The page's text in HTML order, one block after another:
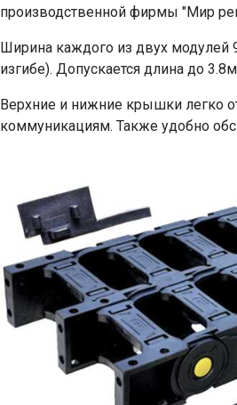
производственной фирмы "Мир
Ширина каждого из двух модулей
изгибе). Допускается длина до
Верхние и нижние крышки легко
коммуникациям. Также удобно